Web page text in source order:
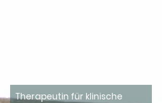
Therapeutin für klinische